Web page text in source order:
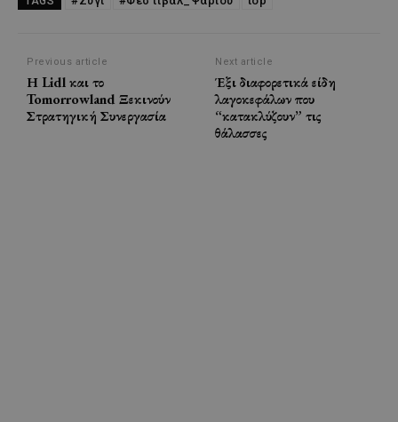
Previous article
Η Lidl και το
Tomorrowland Ξεκινούν
Στρατηγική Συνεργασία
Next article
Έξι διαφορετικά είδη
λαγοκεφάλων που
“κατακλύζουν” τις
θάλασσες